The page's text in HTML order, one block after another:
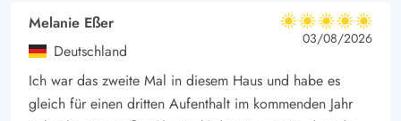
Melanie Eßer
Deutschland
5 von 5
5 von 5
5 out of 5
03/08/2026
Ich war das zweite Mal in diesem Haus und habe es
gleich für einen dritten Aufenthalt im kommenden Jahr